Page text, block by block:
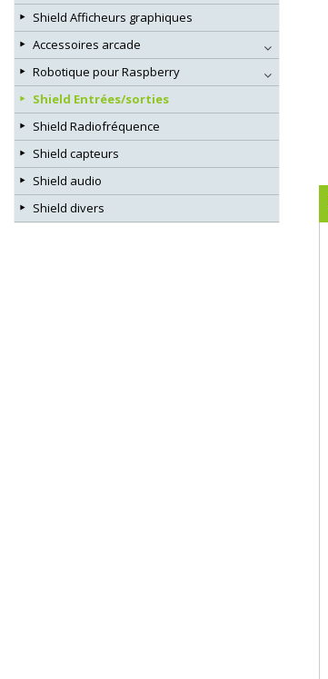
Shield Afficheurs graphiques
Accessoires arcade
Robotique pour Raspberry
Shield Entrées/sorties
Shield Radiofréquence
Shield capteurs
Shield audio
Shield divers